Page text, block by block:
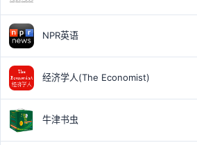
NPR英语
经济学人(The Economist)
牛津书虫